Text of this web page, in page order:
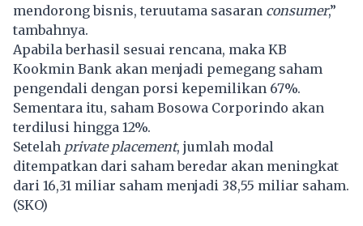
mendorong bisnis, teruutama sasaran consumer,”
tambahnya.
Apabila berhasil sesuai rencana, maka KB
Kookmin Bank akan menjadi pemegang saham
pengendali dengan porsi kepemilikan 67%.
Sementara itu, saham Bosowa Corporindo akan
terdilusi hingga 12%.
Setelah private placement, jumlah modal
ditempatkan dari saham beredar akan meningkat
dari 16,31 miliar saham menjadi 38,55 miliar saham.
(SKO)